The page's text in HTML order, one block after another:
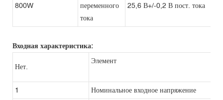
800W
переменного
тока
25,6 В+/-0,2 В пост. тока
Входная характеристика:
Нет.
Элемент
1 Номинальное входное напряжение